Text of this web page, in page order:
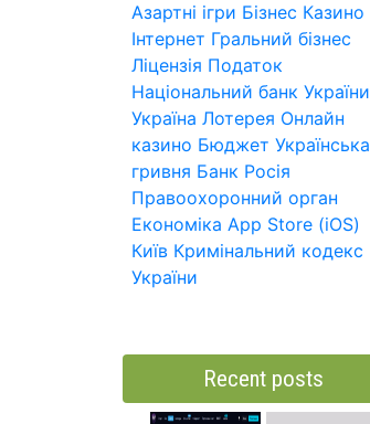
Азартні ігри Бізнес Казино
Інтернет Гральний бізнес
Ліцензія Податок
Національний банк України
Україна Лотерея Онлайн
казино Бюджет Українська
гривня Банк Росія
Правоохоронний орган
Економіка App Store (iOS)
Київ Кримінальний кодекс
України
Recent posts